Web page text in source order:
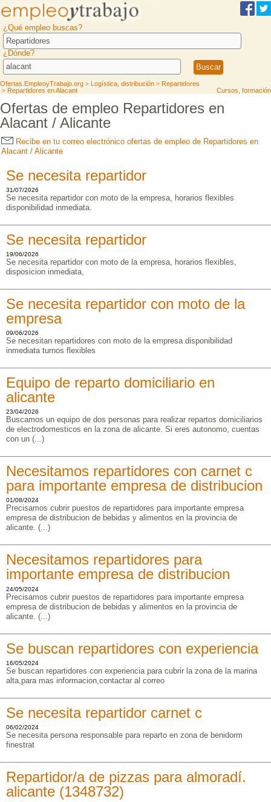
¿Qué empleo buscas?
¿Dónde?
Ofertas.EmpleoyTrabajo.org > Logística, distribución > Repartidores
> Repartidores en Alacant Cursos, formación
Ofertas de empleo Repartidores en
Alacant / Alicante
Recibe en tu correo electrónico ofertas de empleo de Repartidores en
Alacant / Alicante
Se necesita repartidor
31/07/2026
Se necesita repartidor con moto de la empresa, horarios flexibles
disponibilidad inmediata.
Se necesita repartidor
19/06/2026
Se necesita repartidor con moto de la empresa, horarios flexibles,
disposicion inmediata,
Se necesita repartidor con moto de la
empresa
09/06/2026
Se necesitan repartidores con moto de la empresa disponibilidad
inmediata turnos flexibles
Equipo de reparto domiciliario en
alicante
23/04/2026
Buscamos un equipo de dos personas para realizar repartos domiciliarios
de electrodomesticos en la zona de alicante. Si eres autonomo, cuentas
con un (...)
Necesitamos repartidores con carnet c
para importante empresa de distribucion
01/08/2024
Precisamos cubrir puestos de repartidores para importante empresa
empresa de distribucion de bebidas y alimentos en la provincia de
alicante. (...)
Necesitamos repartidores para
importante empresa de distribucion
24/05/2024
Precisamos cubrir puestos de repartidores para importante empresa
empresa de distribucion de bebidas y alimentos en la provincia de
alicante. (...)
Se buscan repartidores con experiencia
16/05/2024
Se buscan repartidores con experiencia para cubrir la zona de la marina
alta,para mas informacion,contactar al correo
Se necesita repartidor carnet c
06/02/2024
Se necesita persona responsable para reparto en zona de benidorm
finestrat
Repartidor/a de pizzas para almoradí.
alicante (1348732)